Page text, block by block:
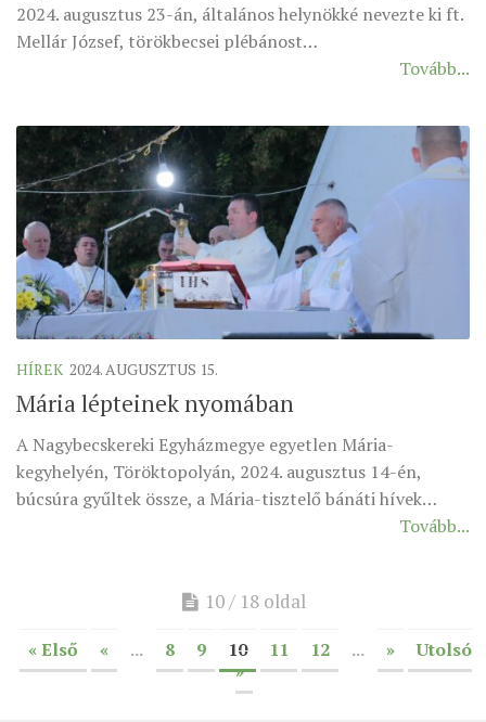
2024. augusztus 23-án, általános helynökké nevezte ki ft.
Mellár József, törökbecsei plébánost…
Tovább...
HÍREK 2024. AUGUSZTUS 15.
Mária lépteinek nyomában
A Nagybecskereki Egyházmegye egyetlen Mária-
kegyhelyén, Töröktopolyán, 2024. augusztus 14-én,
búcsúra gyűltek össze, a Mária-tisztelő bánáti hívek…
Tovább...
10 / 18 oldal
« Első « ... 8 9 10 11 12 ... »
Utolsó
»